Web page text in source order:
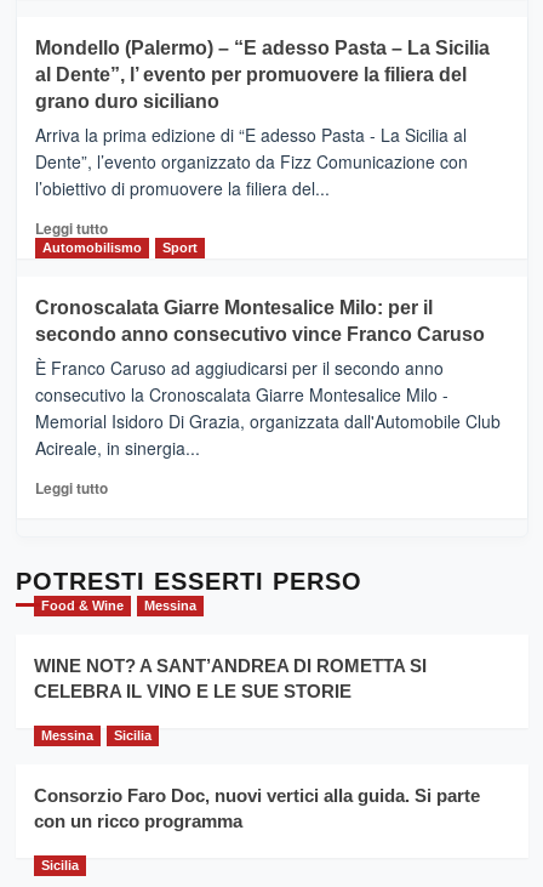
e
messaggi
di
CASTIGLIONE
DI
SICILIA
(Ct)
–
Il
Borgo
Gusto,
il
tra
sapori
vicoli
medievali
Mondello (Palermo) – “E adesso Pasta – La Sicilia
al Dente”, l’ evento per promuovere la filiera del
grano duro siciliano
Arriva la prima edizione di “E adesso Pasta - La Sicilia al
Dente”, l’evento organizzato da Fizz Comunicazione con
l’obiettivo di promuovere la filiera del...
Leggi tuttoLeggi
di
Mondello
(Palermo)
–
“E
adesso
Pasta
–
Sicilia
l’
evento
per
la
filiera
grano
Automobilismo Sport
Cronoscalata Giarre Montesalice Milo: per il
secondo anno consecutivo vince Franco Caruso
È Franco Caruso ad aggiudicarsi per il secondo anno
consecutivo la Cronoscalata Giarre Montesalice Milo -
Memorial Isidoro Di Grazia, organizzata dall'Automobile Club
Acireale, in sinergia...
Leggi tuttoLeggi
Cronoscalata
Giarre
Montesalice
per
il
anno
Franco
Caruso
POTRESTI ESSERTI PERSO
Food & Wine Messina
WINE NOT? A SANT’ANDREA DI ROMETTA SI
CELEBRA IL VINO E LE SUE STORIE
Messina Sicilia
Consorzio Faro Doc, nuovi vertici alla guida. Si parte
con un ricco programma
Sicilia